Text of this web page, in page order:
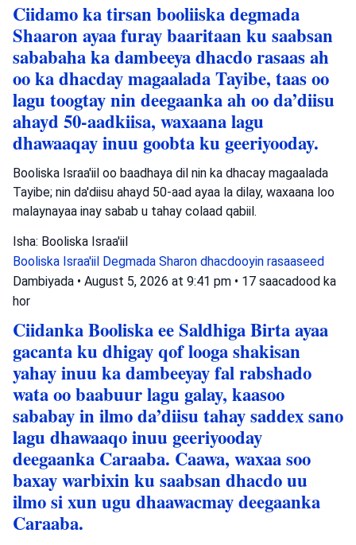
Ciidamo ka tirsan booliiska degmada
Shaaron ayaa furay baaritaan ku saabsan
sababaha ka dambeeya dhacdo rasaas ah
oo ka dhacday magaalada Tayibe, taas oo
lagu toogtay nin deegaanka ah oo da’diisu
ahayd 50-aadkiisa, waxaana lagu
dhawaaqay inuu goobta ku geeriyooday.
Booliska Israa'iil oo baadhaya dil nin ka dhacay magaalada
Tayibe; nin da'diisu ahayd 50-aad ayaa la dilay, waxaana loo
malaynayaa inay sabab u tahay colaad qabiil.
Isha: Booliska Israa'iil
Booliska Israa'iil Degmada Sharon dhacdooyin rasaaseed
Dambiyada • August 5, 2026 at 9:41 pm • 17 saacadood ka
hor
Ciidanka Booliska ee Saldhiga Birta ayaa
gacanta ku dhigay qof looga shakisan
yahay inuu ka dambeeyay fal rabshado
wata oo baabuur lagu galay, kaasoo
sababay in ilmo da’diisu tahay saddex sano
lagu dhawaaqo inuu geeriyooday
deegaanka Caraaba. Caawa, waxaa soo
baxay warbixin ku saabsan dhacdo uu
ilmo si xun ugu dhaawacmay deegaanka
Caraaba.